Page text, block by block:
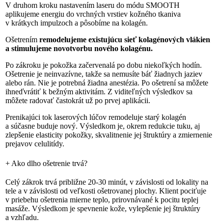
V druhom kroku nastavením laseru do módu SMOOTH
aplikujeme energiu do vrchných vrstiev kožného tkaniva
v krátkych impulzoch a pôsobíme na kolagén.
Ošetrením remodelujeme existujúcu sieť kolagénových vlákien
a stimulujeme novotvorbu nového kolagénu.
Po zákroku je pokožka začervenalá po dobu niekoľkých hodín.
Ošetrenie je neinvazívne, takže sa nemusíte báť žiadnych jaziev
alebo rán. Nie je potrebná žiadna anestézia. Po ošetrení sa môžete
ihneďvrátiť k bežným aktivitám. Z viditeľných výsledkov sa
môžete radovať častokrát už po prvej aplikácii.
Prenikajúci tok laserových lúčov remodeluje starý kolagén
a súčasne buduje nový. Výsledkom je, okrem redukcie tuku, aj
zlepšenie elasticity pokožky, skvalitnenie jej štruktúry a zmiernenie
prejavov celulitídy.
+ Ako dlho ošetrenie trvá?
Celý zákrok trvá približne 20-30 minút, v závislosti od lokality na
tele a v závislosti od veľkosti ošetrovanej plochy. Klient pociťuje
v priebehu ošetrenia mierne teplo, prirovnávané k pocitu teplej
masáže. Výsledkom je spevnenie kože, vylepšenie jej štruktúry
a vzhľadu.